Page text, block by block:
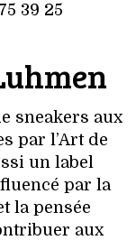
39 25
sneakers aux
par l’Art de
un label
par la
la pensée
aux